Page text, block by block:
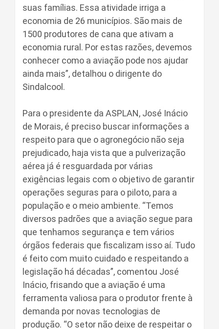
suas famílias. Essa atividade irriga a
economia de 26 municípios. São mais de
1500 produtores de cana que ativam a
economia rural. Por estas razões, devemos
conhecer como a aviação pode nos ajudar
ainda mais”, detalhou o dirigente do
Sindalcool.
Para o presidente da ASPLAN, José Inácio
de Morais, é preciso buscar informações a
respeito para que o agronegócio não seja
prejudicado, haja vista que a pulverização
aérea já é resguardada por várias
exigências legais com o objetivo de garantir
operações seguras para o piloto, para a
população e o meio ambiente. “Temos
diversos padrões que a aviação segue para
que tenhamos segurança e tem vários
órgãos federais que fiscalizam isso aí. Tudo
é feito com muito cuidado e respeitando a
legislação há décadas”, comentou José
Inácio, frisando que a aviação é uma
ferramenta valiosa para o produtor frente à
demanda por novas tecnologias de
produção. “O setor não deixe de respeitar o